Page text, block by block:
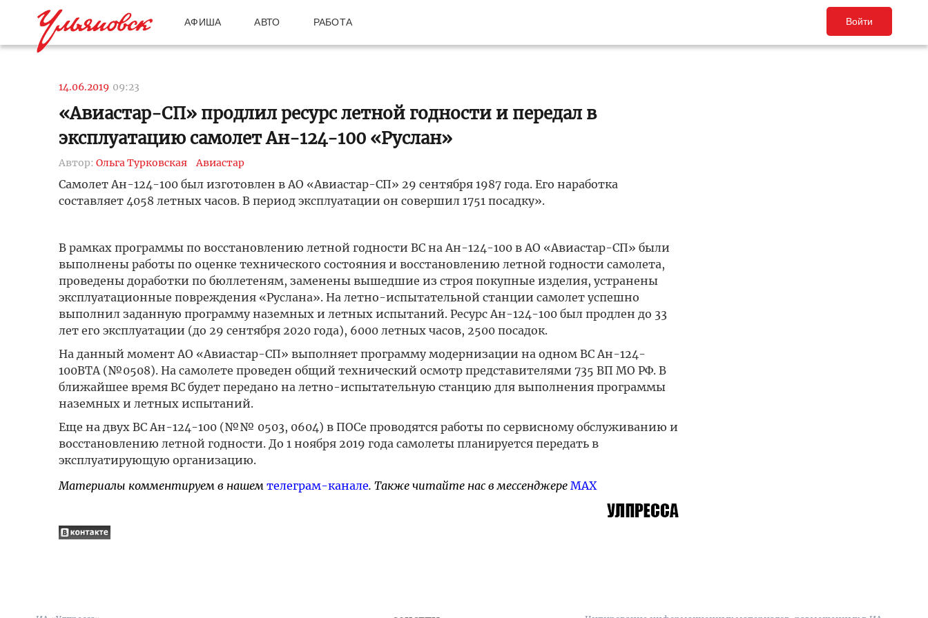
АФИША АВТО РАБОТА Войти
14.06.2019 09:23
«Авиастар-СП» продлил ресурс летной годности и передал в
эксплуатацию самолет Ан-124-100 «Руслан»
Автор: Ольга Турковская Авиастар
Самолет Ан-124-100 был изготовлен в АО «Авиастар-СП» 29 сентября 1987 года. Его наработка
составляет 4058 летных часов. В период эксплуатации он совершил 1751 посадку».
В рамках программы по восстановлению летной годности ВС на Ан-124-100 в АО «Авиастар-СП» были
выполнены работы по оценке технического состояния и восстановлению летной годности самолета,
проведены доработки по бюллетеням, заменены вышедшие из строя покупные изделия, устранены
эксплуатационные повреждения «Руслана». На летно-испытательной станции самолет успешно
выполнил заданную программу наземных и летных испытаний. Ресурс Ан-124-100 был продлен до 33
лет его эксплуатации (до 29 сентября 2020 года), 6000 летных часов, 2500 посадок.
На данный момент АО «Авиастар-СП» выполняет программу модернизации на одном ВС Ан-124-
100ВТА (№0508). На самолете проведен общий технический осмотр представителями 735 ВП МО РФ. В
ближайшее время ВС будет передано на летно-испытательную станцию для выполнения программы
наземных и летных испытаний.
Еще на двух ВС Ан-124-100 (№№ 0503, 0604) в ПОСе проводятся работы по сервисному обслуживанию и
восстановлению летной годности. До 1 ноября 2019 года самолеты планируется передать в
эксплуатирующую организацию.
Материалы комментируем в нашем телеграм-канале. Также читайте нас в мессенджере MAX